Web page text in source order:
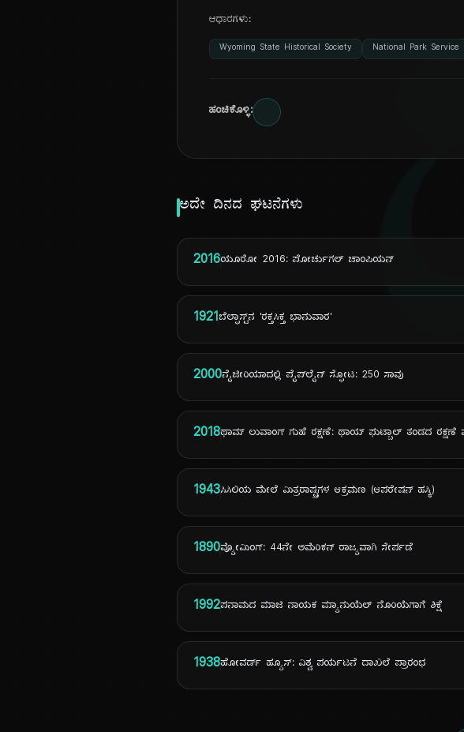
ಆಧಾರಗಳು:
Wyoming State Historical Society National Park Service
ಹಂಚಿಕೊಳ್ಳಿ:
ಅದೇ ದಿನದ ಘಟನೆಗಳು
2016ಯೂರೋ 2016: ಪೋರ್ಚುಗಲ್ ಚಾಂಪಿಯನ್
1921ಬೆಲ್ಫಾಸ್ಟ್‌ನ 'ರಕ್ತಸಿಕ್ತ ಭಾನುವಾರ'
2000ನೈಜೀರಿಯಾದಲ್ಲಿ ಪೈಪ್‌ಲೈನ್ ಸ್ಫೋಟ: 250 ಸಾವು
2018ಥಾಮ್ ಲುವಾಂಗ್ ಗುಹೆ ರಕ್ಷಣೆ: ಥಾಯ್ ಫುಟ್ಬಾಲ್ ತಂಡದ ರಕ್ಷಣೆ
1943ಸಿಸಿಲಿಯ ಮೇಲೆ ಮಿತ್ರರಾಷ್ಟ್ರಗಳ ಆಕ್ರಮಣ (ಆಪರೇಷನ್ ಹಸ್ಕಿ)
1890ವ್ಯೋಮಿಂಗ್: 44ನೇ ಅಮೆರಿಕನ್ ರಾಜ್ಯವಾಗಿ ಸೇರ್ಪಡೆ
1992ಪನಾಮದ ಮಾಜಿ ನಾಯಕ ಮ್ಯಾನುಯೆಲ್ ನೊರಿಯೆಗಾಗೆ ಶಿಕ್ಷೆ
1938ಹೋವರ್ಡ್ ಹ್ಯೂಸ್: ವಿಶ್ವ ಪರ್ಯಟನೆ ದಾಖಲೆ ಪ್ರಾರಂಭ